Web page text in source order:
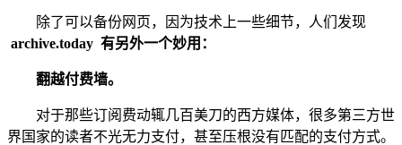
除了可以备份网页，因为技术上一些细节，人们发现
archive.today 有另外一个妙用：
翻越付费墙。
对于那些订阅费动辄几百美刀的西方媒体，很多第三方世
界国家的读者不光无力支付，甚至压根没有匹配的支付方式。